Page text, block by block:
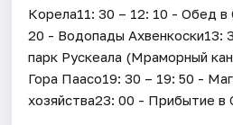
Корела11: 30 – 12: 10 - Обед в
20 - Водопады Ахвенкоски13:
парк Рускеала (Мраморный
Гора Паасо19: 30 – 19: 50 -
хозяйства23: 00 - Прибытие в